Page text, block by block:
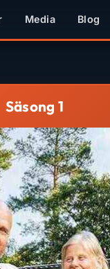
Media Blog
Säsong 1